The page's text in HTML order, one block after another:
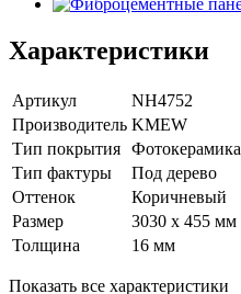
Характеристики
Артикул
NH4752
Производитель KMEW
Тип покрытия Фотокерамика
Тип фактуры
Под дерево
Оттенок
Коричневый
Размер
3030 х 455 мм
Толщина
16 мм
Показать все характеристики